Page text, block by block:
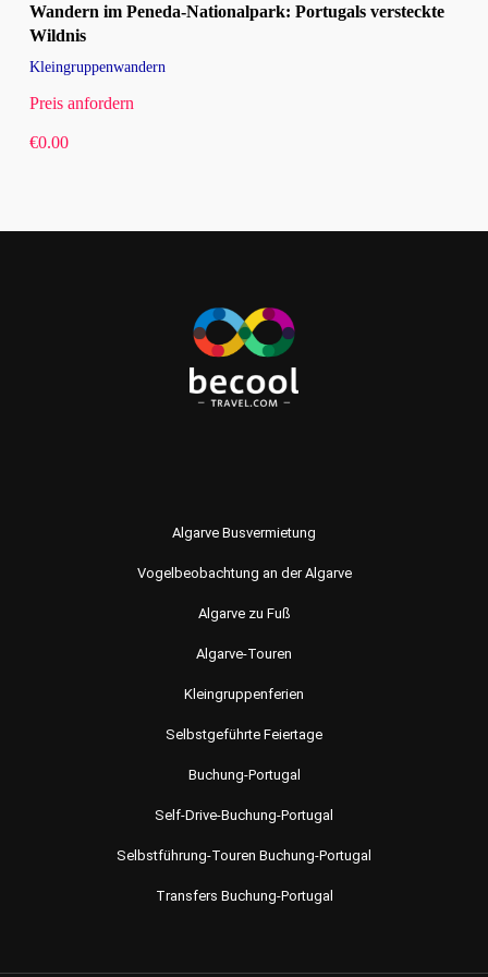
Wandern im Peneda-Nationalpark: Portugals versteckte
Wildnis
Kleingruppenwandern
Preis anfordern
€0.00
Algarve Busvermietung
Vogelbeobachtung an der Algarve
Algarve zu Fuß
Algarve-Touren
Kleingruppenferien
Selbstgeführte Feiertage
Buchung-Portugal
Self-Drive-Buchung-Portugal
Selbstführung-Touren Buchung-Portugal
Transfers Buchung-Portugal